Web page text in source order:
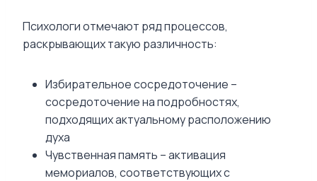
Психологи отмечают ряд процессов,
раскрывающих такую различность:
Избирательное сосредоточение –
сосредоточение на подробностях,
подходящих актуальному расположению
духа
Чувственная память – активация
мемориалов, соответствующих с